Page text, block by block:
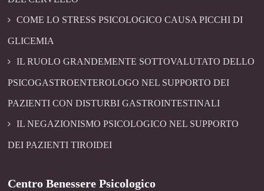
COME LO STRESS PSICOLOGICO CAUSA PICCHI DI
GLICEMIA
IL RUOLO GRANDEMENTE SOTTOVALUTATO DELLO
PSICOGASTROENTEROLOGO NEL SUPPORTO DEI
PAZIENTI CON DISTURBI GASTROINTESTINALI
IL NEGAZIONISMO PSICOLOGICO NEL SUPPORTO
DEI PAZIENTI TIROIDEI
Centro Benessere Psicologico